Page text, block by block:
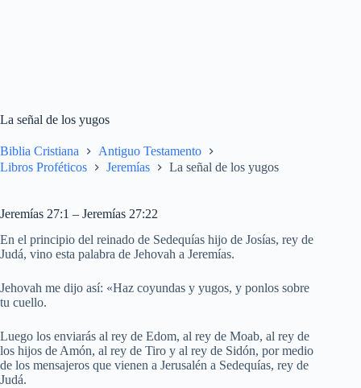
La señal de los yugos
Biblia Cristiana
Antiguo Testamento
Libros Proféticos
Jeremías La señal de los yugos
Jeremías 27:1 – Jeremías 27:22
En el principio del reinado de Sedequías hijo de Josías, rey de
Judá, vino esta palabra de Jehovah a Jeremías.
Jehovah me dijo así: «Haz coyundas y yugos, y ponlos sobre
tu cuello.
Luego los enviarás al rey de Edom, al rey de Moab, al rey de
los hijos de Amón, al rey de Tiro y al rey de Sidón, por medio
de los mensajeros que vienen a Jerusalén a Sedequías, rey de
Judá.